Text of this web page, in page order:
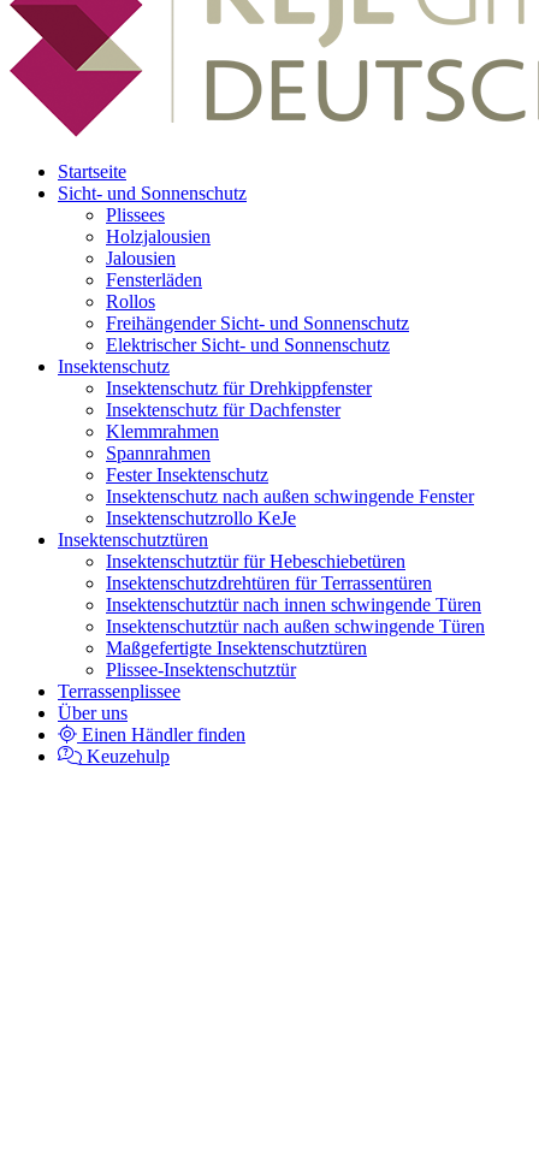
Startseite
Sicht- und Sonnenschutz
Plissees
Holzjalousien
Jalousien
Fensterläden
Rollos
Freihängender Sicht- und Sonnenschutz
Elektrischer Sicht- und Sonnenschutz
Insektenschutz
Insektenschutz für Drehkippfenster
Insektenschutz für Dachfenster
Klemmrahmen
Spannrahmen
Fester Insektenschutz
Insektenschutz nach außen schwingende Fenster
Insektenschutzrollo KeJe
Insektenschutztüren
Insektenschutztür für Hebeschiebetüren
Insektenschutzdrehtüren für Terrassentüren
Insektenschutztür nach innen schwingende Türen
Insektenschutztür nach außen schwingende Türen
Maßgefertigte Insektenschutztüren
Plissee-Insektenschutztür
Terrassenplissee
Über uns
Einen Händler finden
Keuzehulp